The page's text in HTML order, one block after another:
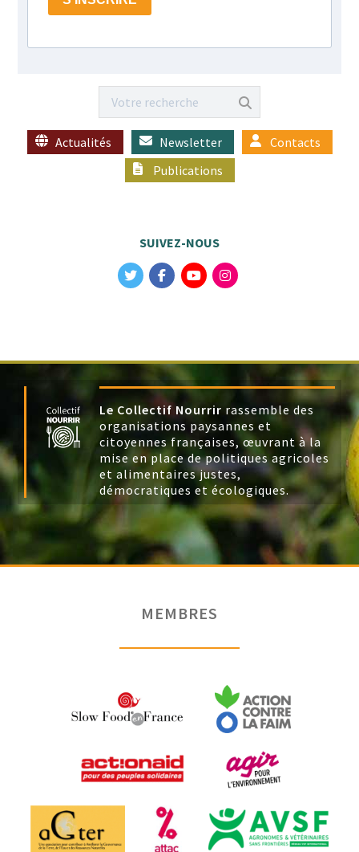
Actualités Newsletter
Contacts
Publications
SUIVEZ-NOUS
Le Collectif Nourrir rassemble des
organisations paysannes et
citoyennes françaises, œuvrant à la
mise en place de politiques agricoles
et alimentaires justes,
démocratiques et écologiques.
MEMBRES